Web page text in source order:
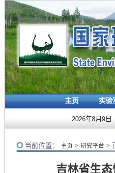
主页 实验
2026年8月9日
当前位置： 主页 > 研究平台 >
吉林省生